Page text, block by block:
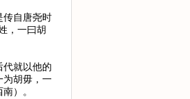
传自唐尧时
，一曰胡
代就以他的
为胡毋，一
）。